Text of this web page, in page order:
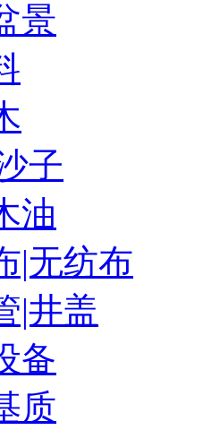
景
子
油
|无纺布
|井盖
备
质